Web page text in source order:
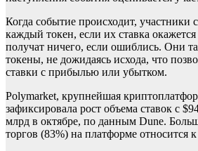
Когда событие происходит, участники
каждый токен, если их ставка
получат ничего, если ошиблись. Они
токены, не дожидаясь исхода, что
ставки с прибылью или убытком.
Polymarket, крупнейшая
зафиксировала рост объема ставок c
млрд в октябре, по данным Dune.
торгов (83%) на платформе